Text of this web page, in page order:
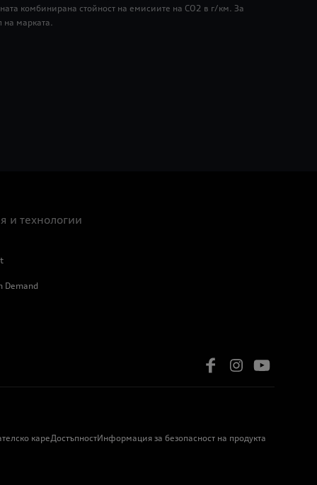
комбинирана стойност на емисиите на CO2 в г/км. За
на марката.
и технологии
Demand
кареДостъпностИнформация за безопасност на продукта